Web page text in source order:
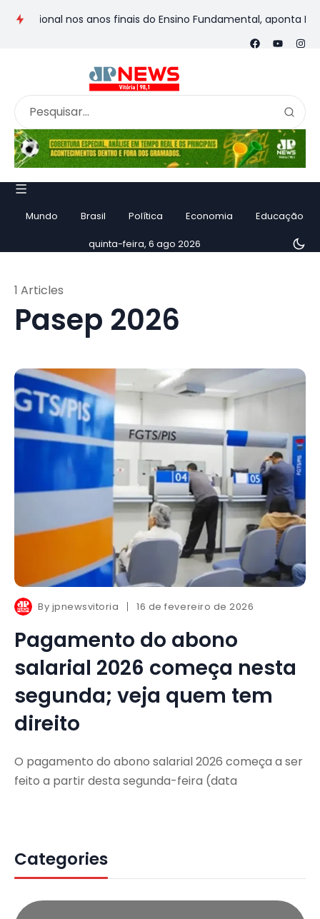
nos anos finais do Ensino Fundamental, aponta Ideb
Mundo Brasil Política Economia Educação
quinta-feira, 6 ago 2026
Pasep 2026
1 Articles
By jpnewsvitoria 16 de fevereiro de 2026
Pagamento do abono
salarial 2026 começa nesta
segunda; veja quem tem
direito
O pagamento do abono salarial 2026 começa a ser
feito a partir desta segunda-feira (data
Categories